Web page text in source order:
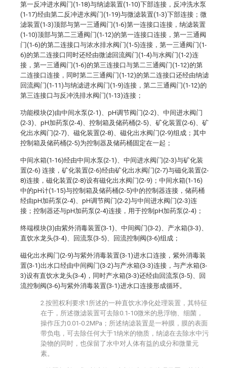
第一反冲进水阀门(1-18)与纳滤装置(1-10)下部连接，反冲洗水泵
(1-17)经由第二反冲进水阀门(1-19)与微滤装置(1-3)下部连接；微
滤装置(1-3)顶部与第一三通阀门(1-6)第一连接口连接，纳滤装置
(1-10)顶部与第二三通阀门(1-12)的第一连接口连接，第一三通阀
门(1-6)的第二连接口与浓水排水阀门(1-5)连接，第一三通阀门(1-
6)的第二连接口同时还经由微滤回流阀门(1-4)与水阀门(1-2)连
接，第一三通阀门(1-6)的第三连接口与第二三通阀门(1-12)的第
二连接口连接，同时第二三通阀门(1-12)的第二连接口还经由纳滤
回流阀门(1-11)与纳滤进水阀门(1-9)连接，第二三通阀门(1-12)的
第三连接口与反冲洗排水阀门(1-13)连接；
功能模块(2)由中间水泵(2-1)、pH调节阀门(2-2)、中间进水阀门
(2-3)、pH加药泵(2-4)、控制箱及储药桶(2-5)、矿化装置(2-6)、矿
化出水阀门(2-7)、磁化装置(2-8)、磁化出水阀门(2-9)组成；其中
控制箱及储药桶(2-5)为控制器及储药桶固定在一起；
中间水箱(1-16)经由中间水泵(2-1)、中间进水阀门(2-3)与矿化装
置(2-6) 连接，矿化装置(2-6)经由矿化出水阀门(2-7)与磁化装置(2-
8)连接，磁化装置(2-8)设有磁化出水阀门(2-9)；中间水箱(1-16)
中的pH计(1-15)与控制箱及储药桶(2-5)中的控制器连接，储药桶
经由pH加药泵(2-4)、pH调节阀门(2-2)与中间进水阀门(2-3)连
接；控制器还与pH加药泵(2-4)连接，用于控制pH加药泵(2-4)；
终端模块(3)由紫外消毒装置(3-1)、中间阀门(3-2)、产水箱(3-3)、
直饮水龙头(3-4)、回流泵(3-5)、回流控制阀(3-6)组成；
磁化出水阀门(2-9)与紫外消毒装置(3-1)进水口连接，紫外消毒装
置(3-1)出水口经由中间阀门(3-2)与产水箱(3-3)连接，与产水箱(3-
3)设有直饮水龙头(3-4)，同时产水箱(3-3)还经由回流泵(3-5)、回
流控制阀(3-6)与紫外消毒装置(3-1)进水口连接形成循环。
2.按照权利要求1所述的一种直饮水净化处理装置，其特征
在于，所述微滤装置可去除0.1-10微米的悬浮物、细菌，
操作压力0.01-0.2MPa；所述纳滤装置是一种膜，膜的表面
带负电，可去除任何大于1纳米的物质，纳滤在去除水中污
染物的同时，也保留了水中对人体有益的成分和微量元
素。